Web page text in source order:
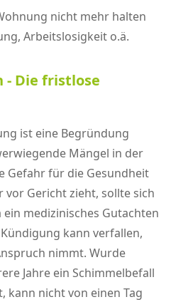
nicht mehr halten
Arbeitslosigkeit o.ä.
- Die fristlose
ist eine Begründung
Mängel in der
Gefahr für die Gesundheit
vor Gericht zieht, sollte sich
medizinisches Gutachten
kann verfallen,
nimmt. Wurde
Jahre ein Schimmelbefall
kann nicht von einen Tag